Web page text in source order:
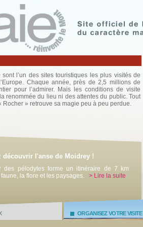
l’un des sites touristiques les plus visités de
Chaque année, près de 2,5 millions de
pour l’admirer. Mais les conditions de visite
renommée du lieu ni des attentes du public. Tout
» retrouve sa magie peu à peu perdue.
découvrir l'anse de Moidrey !
des pélodytes forme un itinéraire de 7 km
la flore et les paysages.
> Lire la suite
ORGANISEZ VOTRE VISITE